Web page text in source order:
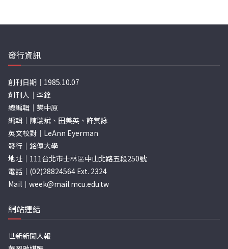
發行資訊
創刊日期｜1985.10.07
創刊人｜李銓
總編輯｜樊中原
編輯｜陳瑞斌、田美英、許棠詠
英文校對｜LeAnn Eyerman
發行｜銘傳大學
地址｜111台北市士林區中山北路五段250號
電話｜(02)28824564 Ext. 2324
Mail｜ week@mail.mcu.edu.tw
網站連結
世新新聞人報